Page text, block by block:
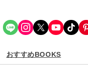
Share Icon Instagram X YouTube TikTok Pinterest
おすすめBOOKS